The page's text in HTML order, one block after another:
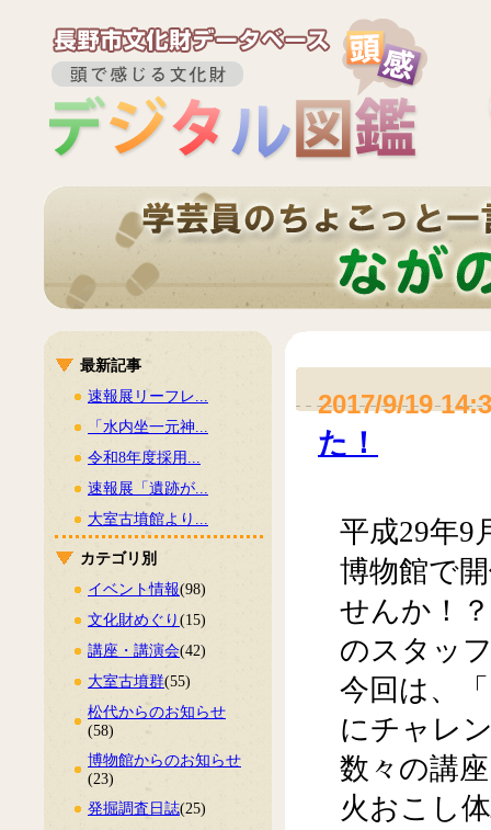
最新記事
速報展リーフレ...
「水内坐一元神...
令和8年度採用...
速報展「遺跡が...
大室古墳館より...
カテゴリ別
イベント情報(98)
文化財めぐり (15)
講座・講演会(42)
大室古墳群(55)
松代からのお知らせ
(58)
博物館からのお知らせ
(23)
発掘調査日誌(25)
2017/9/19
た！
平成29年9
博物館で
せんか！
のスタッ
今回は、
にチャレ
数々の講
火おこし